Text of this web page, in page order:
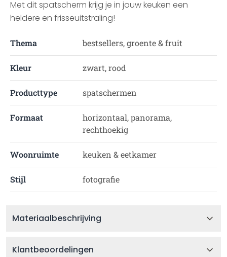
Met dit spatscherm krijg je in jouw keuken een
heldere en frisseuitstraling!
Thema bestsellers, groente & fruit
Kleur zwart, rood
Producttype spatschermen
Formaat
horizontaal, panorama,
rechthoekig
Woonruimte keuken & eetkamer
Stijl fotografie
Materiaalbeschrijving
Klantbeoordelingen